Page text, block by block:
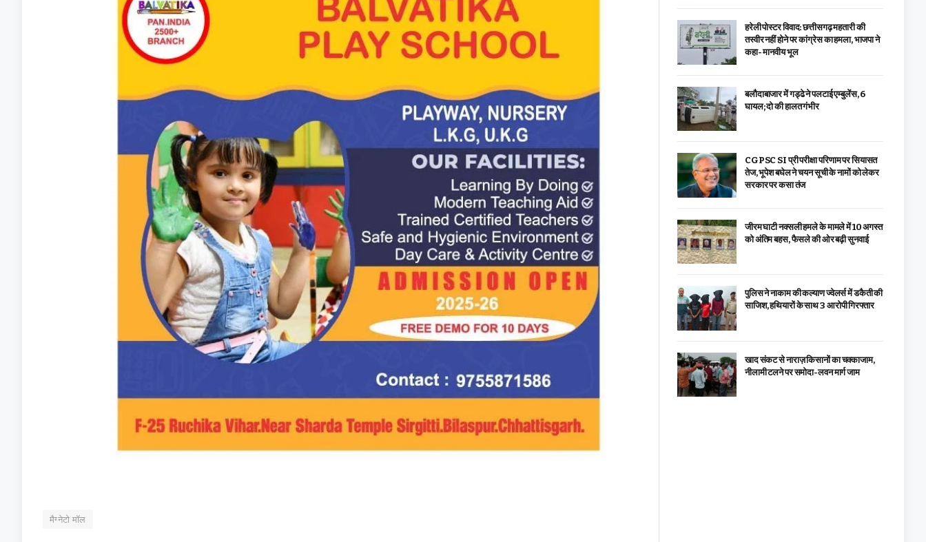
मैग्नेटो मॉल
हरेली पोस्टर विवाद: छत्तीसगढ़ महतारी की
तस्वीर नहीं होने पर कांग्रेस का हमला, भाजपा ने
कहा- मानवीय भूल
बलौदाबाजार में गड्ढे ने पलटाई एम्बुलेंस, 6
घायल; दो की हालत गंभीर
CGPSC SI प्री परीक्षा परिणाम पर सियासत
तेज, भूपेश बघेल ने चयन सूची के नामों को लेकर
सरकार पर कसा तंज
जीरम घाटी नक्सली हमले के मामले में 10 अगस्त
को अंतिम बहस, फैसले की ओर बढ़ी सुनवाई
पुलिस ने नाकाम की कल्याण ज्वेलर्स में डकैती की
साजिश, हथियारों के साथ 3 आरोपी गिरफ्तार
खाद संकट से नाराज़ किसानों का चक्काजाम,
नीलामी टलने पर समोदा-लवन मार्ग जाम